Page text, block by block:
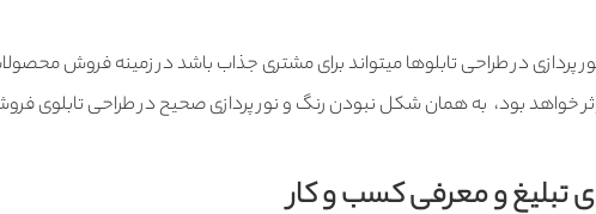
پردازی در طراحی تابلوها میتواند برای مشتری جذاب باشد در زمینه فروش
خواهد بود، به همان شکل نبودن رنگ و نور پردازی صحیح در طراحی تابلوی
تبلیغ و معرفی کسب و کار